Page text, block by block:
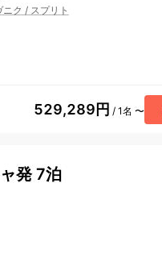
ニク / スプリト
529,289円 / 1名 〜
発 7泊